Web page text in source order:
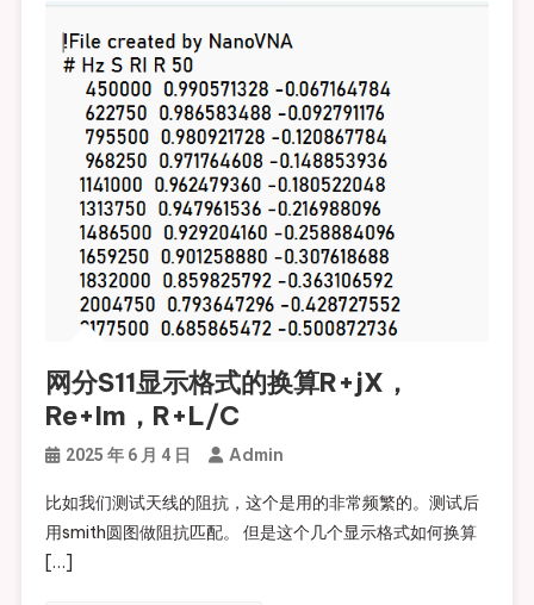
网分S11显示格式的换算R+jX，
Re+Im，R+L/C
2025 年 6 月 4 日 Admin
比如我们测试天线的阻抗，这个是用的非常频繁的。测试后
用smith圆图做阻抗匹配。 但是这个几个显示格式如何换算
[…]